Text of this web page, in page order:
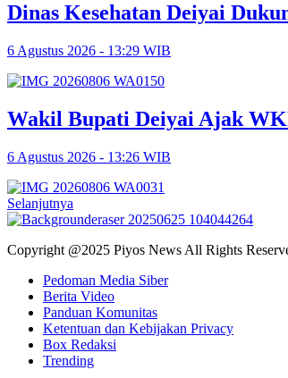
Dinas Kesehatan Deiyai
6 Agustus 2026 - 13:29 WIB
Wakil Bupati Deiyai Ajak
6 Agustus 2026 - 13:26 WIB
Selanjutnya
Copyright @2025 Piyos News All Rights
Pedoman Media Siber
Berita Video
Panduan Komunitas
Ketentuan dan Kebijakan Privacy
Box Redaksi
Trending